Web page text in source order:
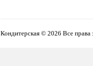
Кондитерская © 2026 Все